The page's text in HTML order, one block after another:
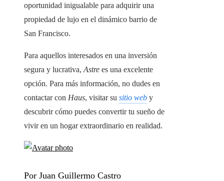
oportunidad inigualable para adquirir una
propiedad de lujo en el dinámico barrio de
San Francisco.
Para aquellos interesados en una inversión
segura y lucrativa, Astre es una excelente
opción. Para más información, no dudes en
contactar con Haus, visitar su sitio web y
descubrir cómo puedes convertir tu sueño de
vivir en un hogar extraordinario en realidad.
Por Juan Guillermo Castro